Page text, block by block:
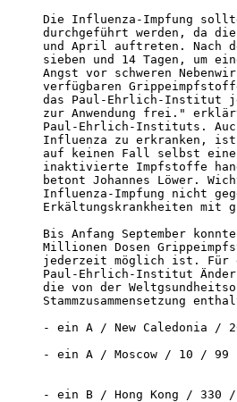
Die Influenza-Impfung
durchgeführt werden, da
und April auftreten. Nach
sieben und 14 Tagen, um
Angst vor schweren
verfügbaren
das Paul-Ehrlich-Institut
zur Anwendung frei."
Paul-Ehrlich-Instituts.
Influenza zu erkranken, ist
auf keinen Fall selbst eine
inaktivierte Impfstoffe
betont Johannes Löwer.
Influenza-Impfung nicht
Erkältungskrankheiten mit
Bis Anfang September
Millionen Dosen
jederzeit möglich ist. Für
Paul-Ehrlich-Institut
die von der
Stammzusammensetzung
- ein A / New Caledonia /
- ein A / Moscow / 10 / 99
- ein B / Hong Kong / 330